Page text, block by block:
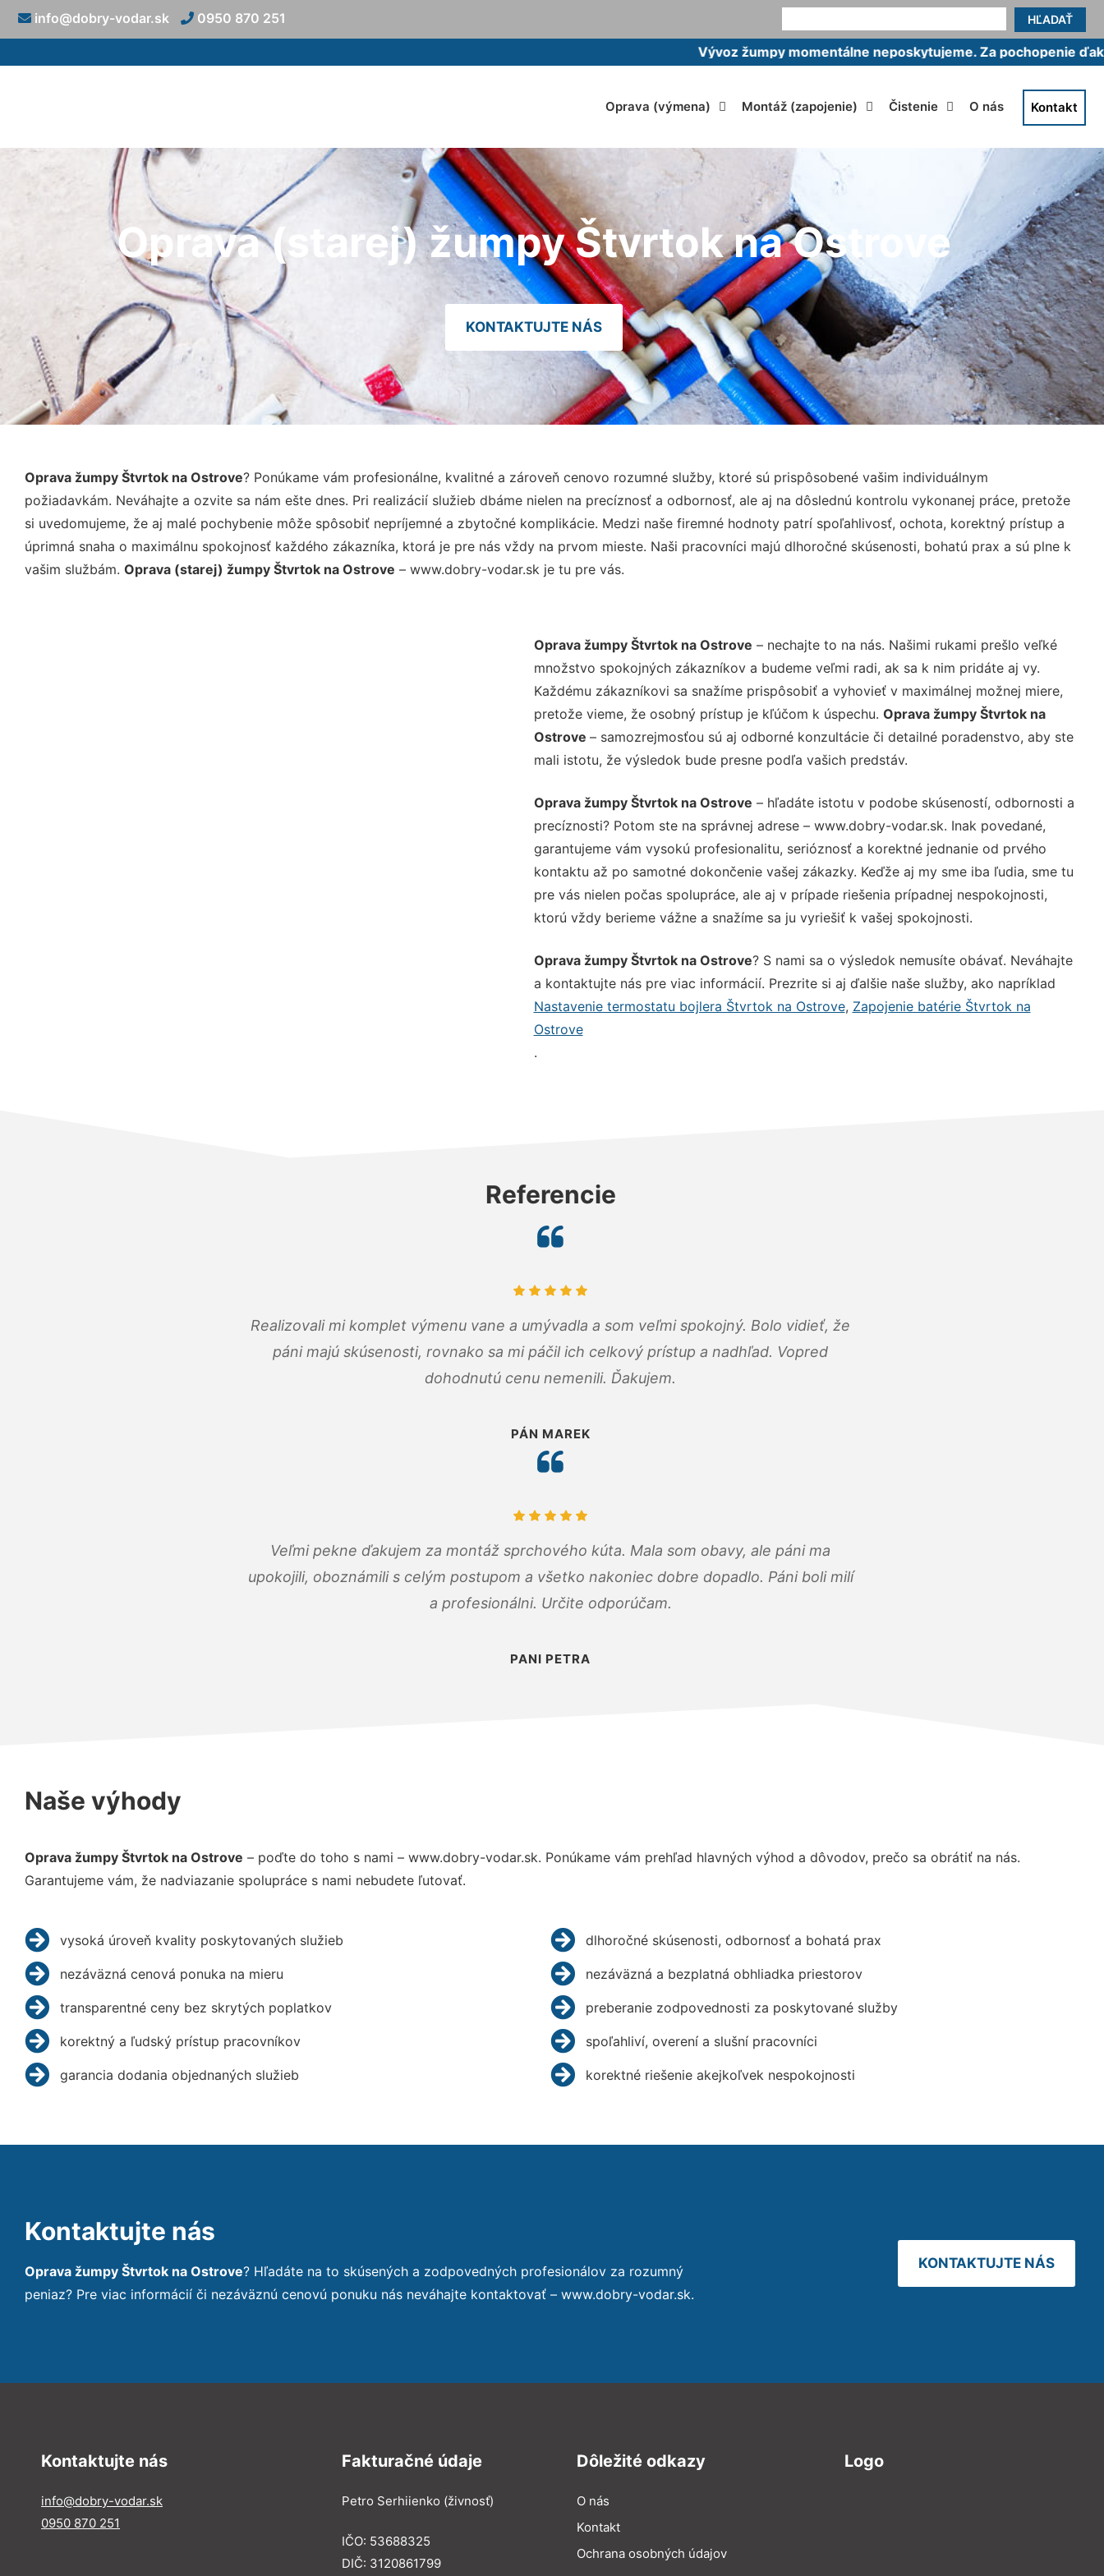
HĽADAŤ
info@dobry-vodar.sk 0950 870 251
Vývoz žumpy momentálne neposkytujeme. Za pochopenie ďakujeme.
Oprava (výmena) Montáž (zapojenie) Čistenie O nás Kontakt
Oprava (starej) žumpy Štvrtok na Ostrove
KONTAKTUJTE NÁS
Oprava žumpy Štvrtok na Ostrove? Ponúkame vám profesionálne, kvalitné a zároveň cenovo rozumné služby, ktoré sú prispôsobené vašim individuálnym
požiadavkám. Neváhajte a ozvite sa nám ešte dnes. Pri realizácií služieb dbáme nielen na precíznosť a odbornosť, ale aj na dôslednú kontrolu vykonanej práce, pretože
si uvedomujeme, že aj malé pochybenie môže spôsobiť nepríjemné a zbytočné komplikácie. Medzi naše firemné hodnoty patrí spoľahlivosť, ochota, korektný prístup a
úprimná snaha o maximálnu spokojnosť každého zákazníka, ktorá je pre nás vždy na prvom mieste. Naši pracovníci majú dlhoročné skúsenosti, bohatú prax a sú plne k
vašim službám. Oprava (starej) žumpy Štvrtok na Ostrove – www.dobry-vodar.sk je tu pre vás.
Oprava žumpy Štvrtok na Ostrove – nechajte to na nás. Našimi rukami prešlo veľké
množstvo spokojných zákazníkov a budeme veľmi radi, ak sa k nim pridáte aj vy.
Každému zákazníkovi sa snažíme prispôsobiť a vyhovieť v maximálnej možnej miere,
pretože vieme, že osobný prístup je kľúčom k úspechu. Oprava žumpy Štvrtok na
Ostrove – samozrejmosťou sú aj odborné konzultácie či detailné poradenstvo, aby ste
mali istotu, že výsledok bude presne podľa vašich predstáv.
Oprava žumpy Štvrtok na Ostrove – hľadáte istotu v podobe skúseností, odbornosti a
precíznosti? Potom ste na správnej adrese – www.dobry-vodar.sk. Inak povedané,
garantujeme vám vysokú profesionalitu, serióznosť a korektné jednanie od prvého
kontaktu až po samotné dokončenie vašej zákazky. Keďže aj my sme iba ľudia, sme tu
pre vás nielen počas spolupráce, ale aj v prípade riešenia prípadnej nespokojnosti,
ktorú vždy berieme vážne a snažíme sa ju vyriešiť k vašej spokojnosti.
Oprava žumpy Štvrtok na Ostrove? S nami sa o výsledok nemusíte obávať. Neváhajte
a kontaktujte nás pre viac informácií. Prezrite si aj ďalšie naše služby, ako napríklad
Nastavenie termostatu bojlera Štvrtok na Ostrove, Zapojenie batérie Štvrtok na
Ostrove
.
Referencie
Realizovali mi komplet výmenu vane a umývadla a som veľmi spokojný. Bolo vidieť, že
páni majú skúsenosti, rovnako sa mi páčil ich celkový prístup a nadhľad. Vopred
dohodnutú cenu nemenili. Ďakujem.
PÁN MAREK
Veľmi pekne ďakujem za montáž sprchového kúta. Mala som obavy, ale páni ma
upokojili, oboznámili s celým postupom a všetko nakoniec dobre dopadlo. Páni boli milí
a profesionálni. Určite odporúčam.
PANI PETRA
Naše výhody
Oprava žumpy Štvrtok na Ostrove – poďte do toho s nami – www.dobry-vodar.sk. Ponúkame vám prehľad hlavných výhod a dôvodov, prečo sa obrátiť na nás.
Garantujeme vám, že nadviazanie spolupráce s nami nebudete ľutovať.
vysoká úroveň kvality poskytovaných služieb
nezáväzná cenová ponuka na mieru
transparentné ceny bez skrytých poplatkov
korektný a ľudský prístup pracovníkov
garancia dodania objednaných služieb
dlhoročné skúsenosti, odbornosť a bohatá prax
nezáväzná a bezplatná obhliadka priestorov
preberanie zodpovednosti za poskytované služby
spoľahliví, overení a slušní pracovníci
korektné riešenie akejkoľvek nespokojnosti
Kontaktujte nás
Oprava žumpy Štvrtok na Ostrove? Hľadáte na to skúsených a zodpovedných profesionálov za rozumný
peniaz? Pre viac informácií či nezáväznú cenovú ponuku nás neváhajte kontaktovať – www.dobry-vodar.sk.
KONTAKTUJTE NÁS
Kontaktujte nás
info@dobry-vodar.sk
0950 870 251
Fakturačné údaje
Petro Serhiienko (živnosť)
IČO: 53688325
DIČ: 3120861799
Dôležité odkazy
O nás
Kontakt
Ochrana osobných údajov
Logo